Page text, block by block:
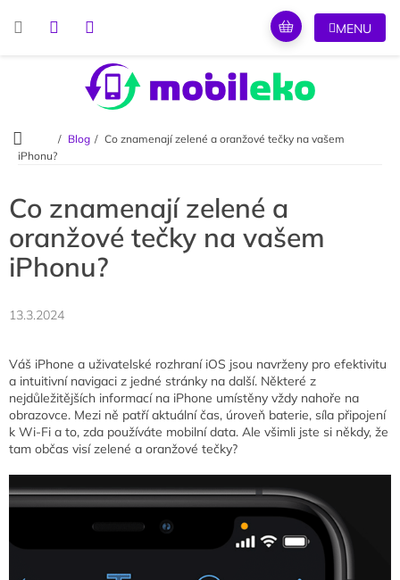
Domů
Blog
Co znamenají zelené a oranžové tečky na vašem
iPhonu?
Co znamenají zelené a
oranžové tečky na vašem
iPhonu?
13.3.2024
Váš iPhone a uživatelské rozhraní iOS jsou navrženy pro efektivitu
a intuitivní navigaci z jedné stránky na další. Některé z
nejdůležitějších informací na iPhone umístěny vždy nahoře na
obrazovce. Mezi ně patří aktuální čas, úroveň baterie, síla připojení
k Wi-Fi a to, zda používáte mobilní data. Ale všimli jste si někdy, že
tam občas visí zelené a oranžové tečky?